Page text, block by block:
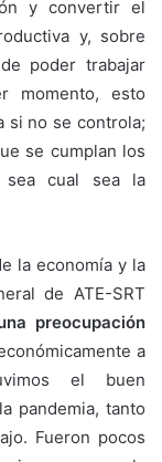
y convertir el
y, sobre
poder trabajar
momento, esto
si no se controla;
se cumplan los
sea cual sea la
la economía y la
de ATE-SRT
preocupación
a
el buen
pandemia, tanto
Fueron pocos